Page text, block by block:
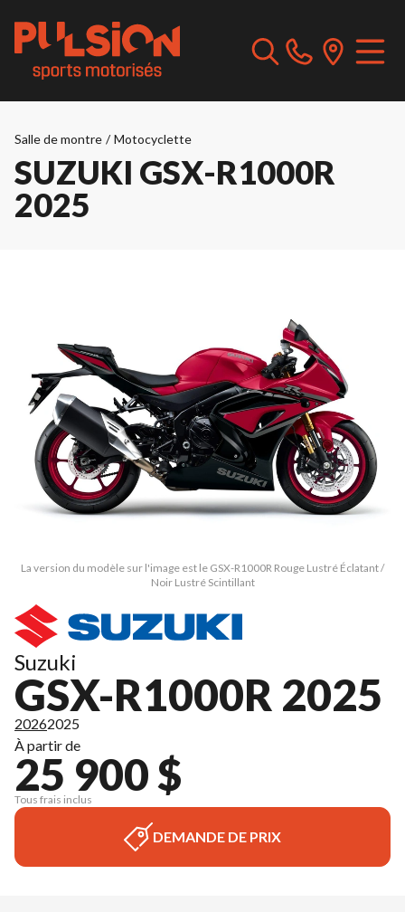
Salle de montre / Motocyclette
SUZUKI GSX-R1000R
2025
La version du modèle sur l'image est le GSX-R1000R Rouge Lustré Éclatant /
Noir Lustré Scintillant
Suzuki
GSX-R1000R 2025
20262025
À partir de
25 900 $
Tous frais inclus
DEMANDE DE PRIX